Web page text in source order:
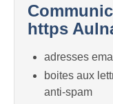
https
adresses
boites aux
anti-spam